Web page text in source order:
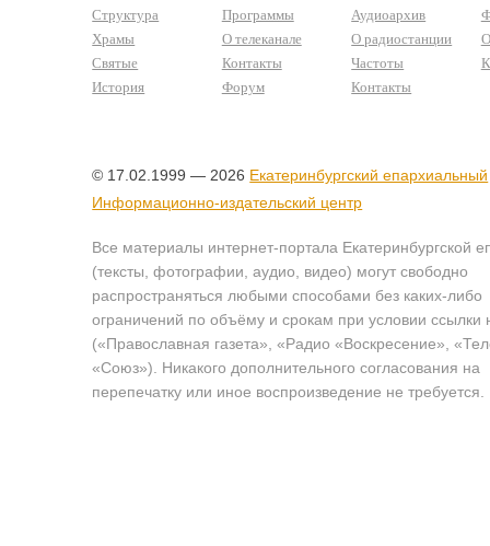
Структура
Храмы
Святые
История
Программы
О телеканале
Контакты
Форум
Аудиоархив
О радиостанции
Частоты
Контакты
© 17.02.1999 — 2026 Екатеринбургский епархиальный
Информационно-издательский центр
Все материалы интернет-портала Екатеринбургской
(тексты, фотографии, аудио, видео) могут свободно
распространяться любыми способами без каких-либо
ограничений по объёму и срокам при условии ссылки
(«Православная газета», «Радио «Воскресение»,
«Союз»). Никакого дополнительного согласования на
перепечатку или иное воспроизведение не требуется.